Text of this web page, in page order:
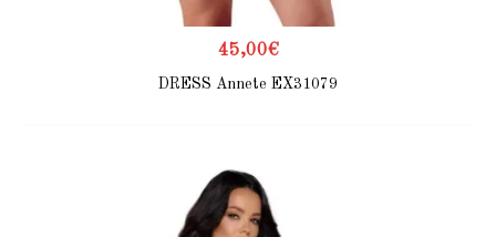
45,00€
DRESS Annete EX31079